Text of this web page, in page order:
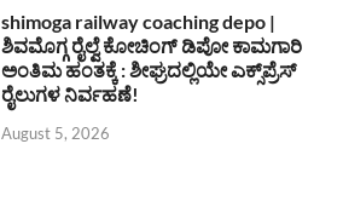
shimoga railway coaching depo |
ಶಿವಮೊಗ್ಗ ರೈಲ್ವೆ ಕೋಚಿಂಗ್ ಡಿಪೋ ಕಾಮಗಾರಿ
ಅಂತಿಮ ಹಂತಕ್ಕೆ : ಶೀಘ್ರದಲ್ಲಿಯೇ ಎಕ್ಸ್‌ಪ್ರೆಸ್
ರೈಲುಗಳ ನಿರ್ವಹಣೆ!
August 5, 2026